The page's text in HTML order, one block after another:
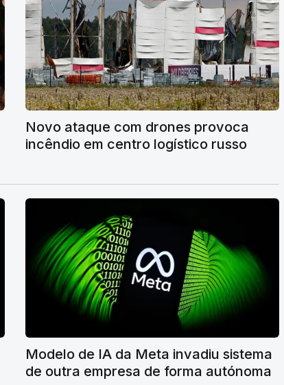
Novo ataque com drones provoca
incêndio em centro logístico russo
Modelo de IA da Meta invadiu sistema
de outra empresa de forma autónoma